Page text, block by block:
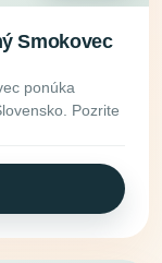
Smokovec
ponúka
Pozrite